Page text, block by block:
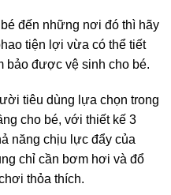
đến những nơi đó thì hãy
tiện lợi vừa có thể tiết
bảo được vệ sinh cho bé.
tiêu dùng lựa chọn trong
cho bé, với thiết kế 3
năng chịu lực đẩy của
chỉ cần bơm hơi và đổ
thỏa thích.